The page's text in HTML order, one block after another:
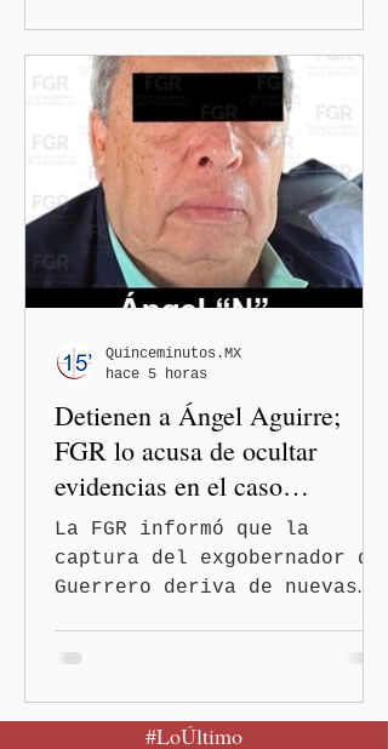
de Puebla (FGE) sostuvo una
reunión de trabajo con
organizaciones nacionales e
internacionales dedicadas a
la defensa de la libertad
de expresión y la
protección de periodistas.
Detienen a Ángel Aguirre;
FGR lo acusa de ocultar
evidencias en el caso
Ayotzinapa
La FGR informó que la
captura del exgobernador de
Guerrero deriva de nuevas
México. (Quinceminutos.MX).
—La Fiscalía General de la
Quinceminutos.MX
hace 5 horas
#LoÚltimo